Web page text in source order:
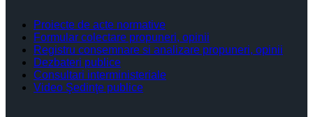
Proiecte de acte normative
Formular colectare propuneri, opinii
Registru consemnare si analizare propuneri, opinii
Dezbateri publice
Consultari interministeriale
Video Şedinţe publice